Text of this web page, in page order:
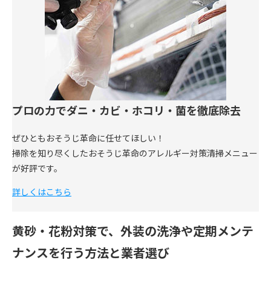
プロの力でダニ・カビ・ホコリ・菌を徹底除去
ぜひともおそうじ革命に任せてほしい！
掃除を知り尽くしたおそうじ革命のアレルギー対策清掃メニュー
が好評です。
詳しくはこちら
黄砂・花粉対策で、外装の洗浄や定期メンテ
ナンスを行う方法と業者選び